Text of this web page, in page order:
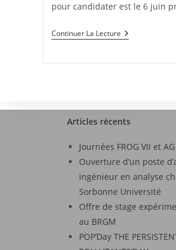
pour candidater est le 6 juin
Continuer La Lecture
Articles récents
Journées FROG VII et
Ouverture d’un poste
ingénieur en analyse
Sorbonne Université
Offre de stage
au BRGM
POP’Day THE